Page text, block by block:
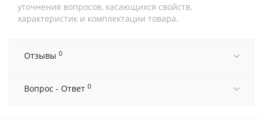
уточнения вопросов, касающихся свойств,
характеристик и комплектации товара.
Отзывы 0
Вопрос - Ответ 0